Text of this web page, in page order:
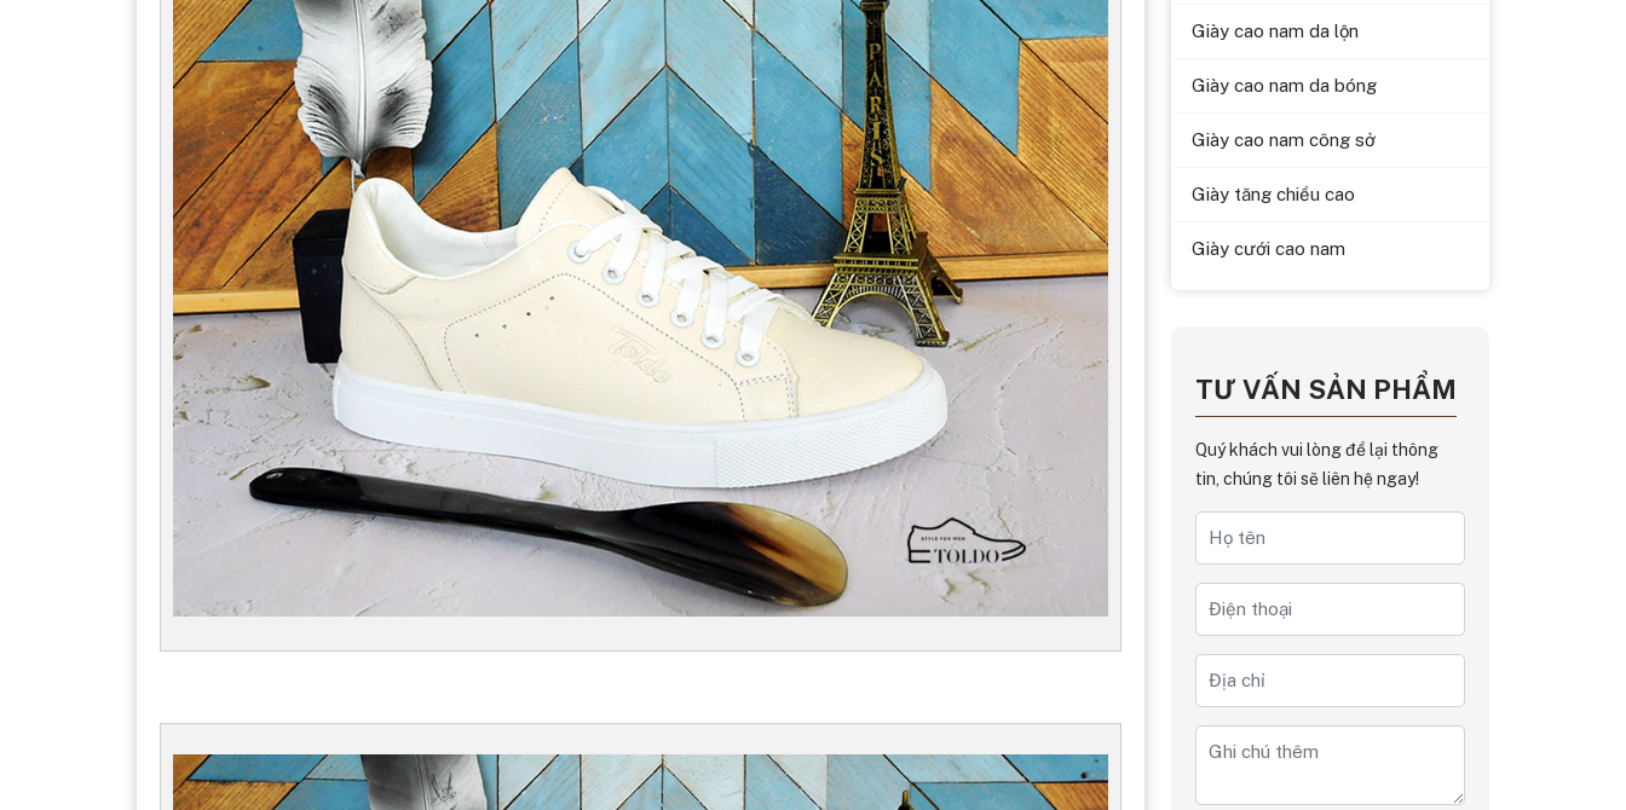
Giày cao nam da lộn
Giày cao nam da bóng
Giày cao nam công sở
Giày tăng chiều cao
Giày cưới cao nam
TƯ VẤN SẢN PHẨM
Quý khách vui lòng để lại thông
tin, chúng tôi sẽ liên hệ ngay!